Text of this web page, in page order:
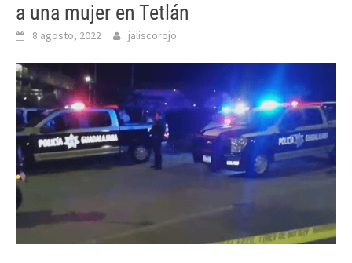
a una mujer en Tetlán
8 agosto, 2022 jaliscorojo